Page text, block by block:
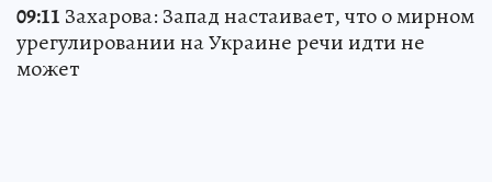
09:11 Захарова: Запад настаивает, что о мирном
урегулировании на Украине речи идти не
может